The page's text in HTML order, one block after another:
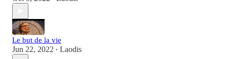
Le but de la vie
Jun 22, 2022 • Laodis